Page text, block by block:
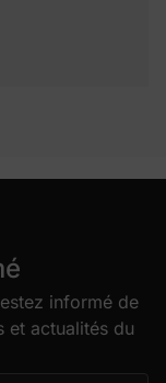
informé de
et actualités du